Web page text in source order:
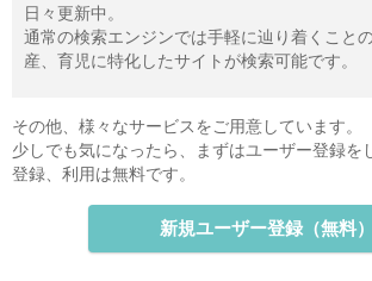
日々更新中。
通常の検索エンジンでは手軽に辿り着くこと
産、育児に特化したサイトが検索可能です。
その他、様々なサービスをご用意しています。
少しでも気になったら、まずはユーザー登録を
登録、利用は無料です。
新規ユーザー登録（無料）